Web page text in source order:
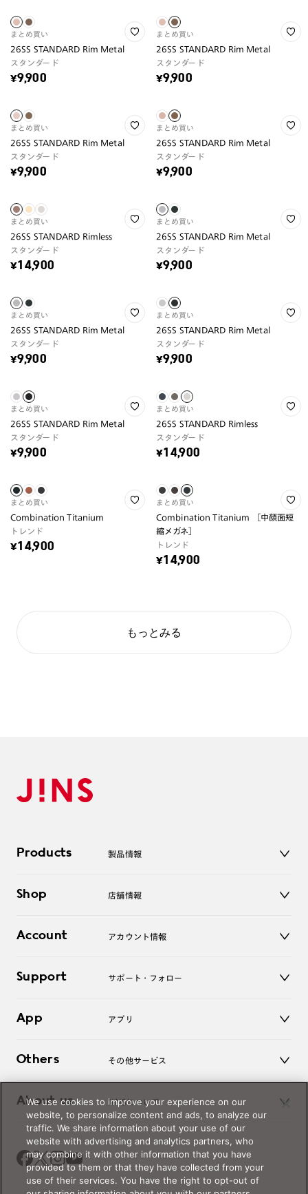
まとめ買い
26SS STANDARD Rim Metal
スタンダード
¥9,900
まとめ買い
26SS STANDARD Rim Metal
スタンダード
¥9,900
まとめ買い
26SS STANDARD Rim Metal
スタンダード
¥9,900
まとめ買い
26SS STANDARD Rim Metal
スタンダード
¥9,900
まとめ買い
26SS STANDARD Rimless
スタンダード
¥14,900
まとめ買い
26SS STANDARD Rim Metal
スタンダード
¥9,900
まとめ買い
26SS STANDARD Rim Metal
スタンダード
¥9,900
まとめ買い
26SS STANDARD Rim Metal
スタンダード
¥9,900
まとめ買い
26SS STANDARD Rim Metal
スタンダード
¥9,900
まとめ買い
26SS STANDARD Rimless
スタンダード
¥14,900
まとめ買い
Combination Titanium
トレンド
¥14,900
まとめ買い
Combination Titanium ［中顔面短
縮メガネ］
トレンド
¥14,900
もっとみる
Products 製品情報
サングラス
コンタクトレンズ
アクセサリー
Shop 店舗情報
オンラインショップ
Account アカウント情報
ログアウト
Support サポート・フォロー
よくあるご質問
お問い合わせ
App アプリ
Others その他サービス
レンズ交換
オンラインギフト
価格案内
About us JINSについて
Magnify Life
会社概要
採用情報
法人のお客様
We use cookies to improve your experience on our
website, to personalize content and ads, to analyze our
traffic. We share information about your use of our
website with advertising and analytics partners, who
may combine it with other information that you have
provided to them or that they have collected from your
use of their services. You have the right to opt-out of